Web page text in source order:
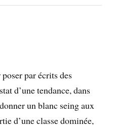
par écrits des
d’une tendance, dans
un blanc seing aux
d’une classe dominée,